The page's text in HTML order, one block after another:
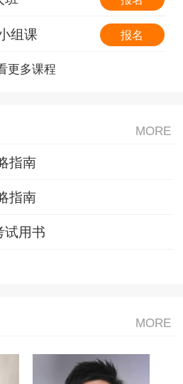
组课 报名
更多课程
人班 报名
更多课程
报名
更多课程
MORE
指南
指南
试用书
MORE